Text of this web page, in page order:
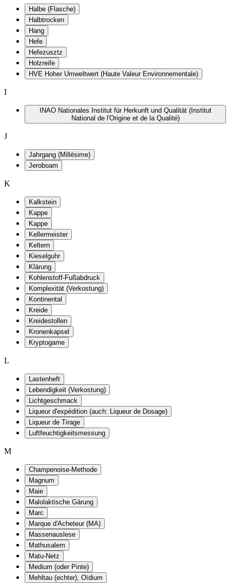
Halbe (Flasche)
Halbtrocken
Hang
Hefe
Hefezusztz
Holzreife
HVE Hoher Umweltwert (Haute Valeur Environnementale)
I
INAO Nationales Institut für Herkunft und Qualität (Institut
National de l'Origine et de la Qualité)
J
Jahrgang (Millésime)
Jeroboam
K
Kalkstein
Kappe
Kappe
Kellermeister
Keltern
Kieselguhr
Klärung
Kohlenstoff-Fußabdruck
Komplexität (Verkostung)
Kontinental
Kreide
Kreidestollen
Kronenkapsel
Kryptogame
L
Lastenheft
Lebendigkeit (Verkostung)
Lichtgeschmack
Liqueur d'expédition (auch: Liqueur de Dosage)
Liqueur de Tirage
Luftfeuchtigkeitsmessung
M
Champenoise-Methode
Magnum
Maie
Malolaktische Gärung
Marc
Marque d'Acheteur (MA)
Massenauslese
Mathusalem
Matu-Netz
Medium (oder Pinte)
Mehltau (echter), Oïdium